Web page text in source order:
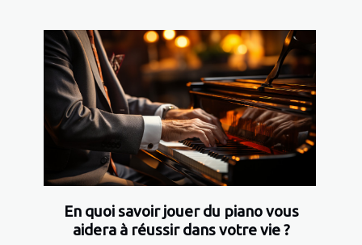
En quoi savoir jouer du piano vous
aidera à réussir dans votre vie ?